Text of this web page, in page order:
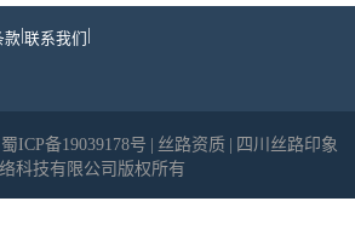
款 联系我们
蜀ICP备19039178号 丝路资质
四川丝路印象
科技有限公司版权所有